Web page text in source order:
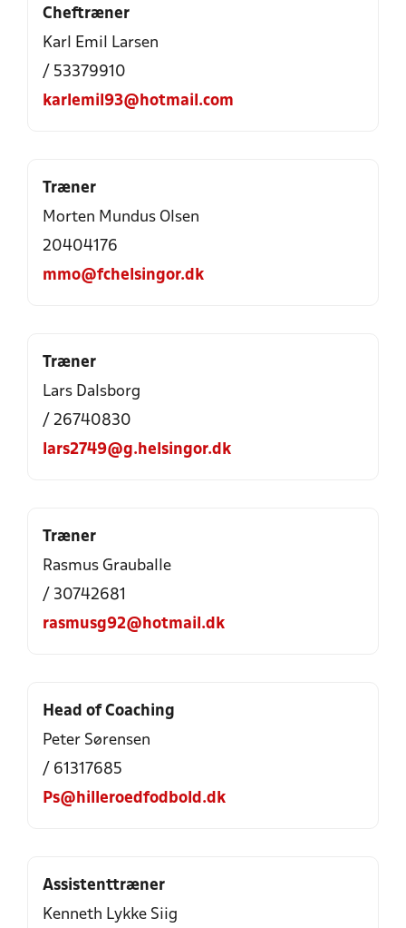
Cheftræner
Karl Emil Larsen
/ 53379910
karlemil93@hotmail.com
Træner
Morten Mundus Olsen
20404176
mmo@fchelsingor.dk
Træner
Lars Dalsborg
/ 26740830
lars2749@g.helsingor.dk
Træner
Rasmus Grauballe
/ 30742681
rasmusg92@hotmail.dk
Head of Coaching
Peter Sørensen
/ 61317685
Ps@hilleroedfodbold.dk
Assistenttræner
Kenneth Lykke Siig